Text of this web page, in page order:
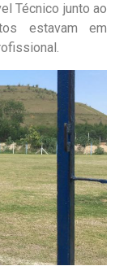
Técnico junto ao
estavam em